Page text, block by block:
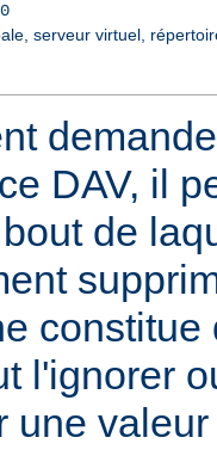
serveur virtuel,
DAV, il
de
l'ignorer
une